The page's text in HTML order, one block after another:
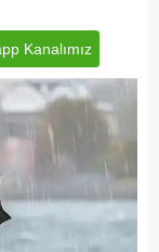
Kanalımız